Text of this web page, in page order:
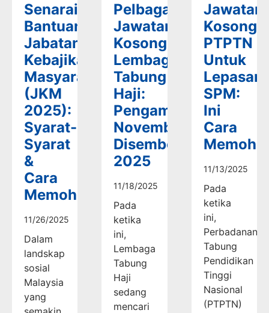
Senarai
Bantuan
Jabatan
Kebajikan
Masyarakat
(JKM
2025):
Syarat-
Syarat
&
Cara
Memohon
11/26/2025
Dalam
landskap
sosial
Malaysia
yang
Pelbagai
Jawatan
Kosong
Lembaga
Tabung
Haji:
Pengambilan
November-
Disember
2025
11/18/2025
Pada
ketika
ini,
Lembaga
Tabung
Haji
sedang
mencari
Jawatan
Kosong
PTPTN
Untuk
Lepasan
SPM:
Ini
Cara
11/13/2025
Pada
ketika
ini,
Perbadanan
Tabung
Pendidikan
Tinggi
Nasional
(PTPTN)